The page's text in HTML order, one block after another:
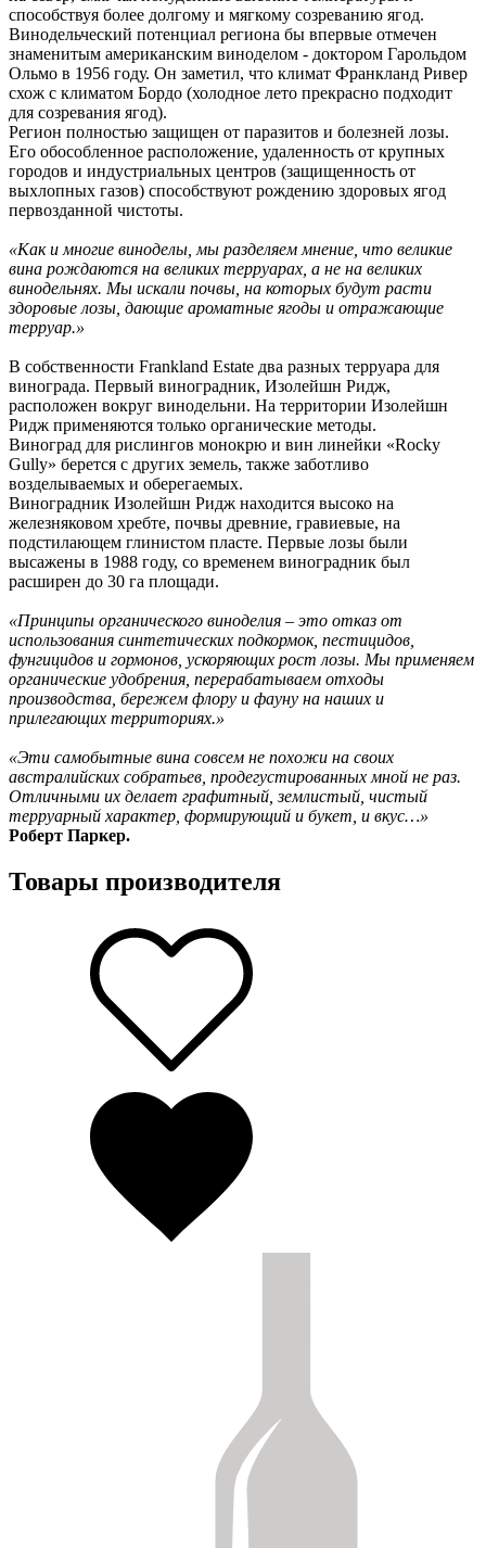
способствуя более долгому и мягкому созреванию ягод.
Винодельческий потенциал региона бы впервые отмечен
знаменитым американским виноделом - доктором Гарольдом
Ольмо в 1956 году. Он заметил, что климат Франкланд Ривер
схож с климатом Бордо (холодное лето прекрасно подходит
для созревания ягод).
Регион полностью защищен от паразитов и болезней лозы.
Его обособленное расположение, удаленность от крупных
городов и индустриальных центров (защищенность от
выхлопных газов) способствуют рождению здоровых ягод
первозданной чистоты.
«Как и многие виноделы, мы разделяем мнение, что великие
вина рождаются на великих терруарах, а не на великих
винодельнях. Мы искали почвы, на которых будут расти
здоровые лозы, дающие ароматные ягоды и отражающие
терруар.»
В собственности Frankland Estate два разных терруара для
винограда. Первый виноградник, Изолейшн Ридж,
расположен вокруг винодельни. На территории Изолейшн
Ридж применяются только органические методы.
Виноград для рислингов монокрю и вин линейки «Rocky
Gully» берется с других земель, также заботливо
возделываемых и оберегаемых.
Виноградник Изолейшн Ридж находится высоко на
железняковом хребте, почвы древние, гравиевые, на
подстилающем глинистом пласте. Первые лозы были
высажены в 1988 году, со временем виноградник был
расширен до 30 га площади.
«Принципы органического виноделия – это отказ от
использования синтетических подкормок, пестицидов,
фунгицидов и гормонов, ускоряющих рост лозы. Мы применяем
органические удобрения, перерабатываем отходы
производства, бережем флору и фауну на наших и
прилегающих территориях.»
«Эти самобытные вина совсем не похожи на своих
австралийских собратьев, продегустированных мной не раз.
Отличными их делает графитный, землистый, чистый
терруарный характер, формирующий и букет, и вкус…»
Роберт Паркер.
Товары производителя